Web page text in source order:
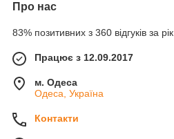
Про нас
83% позитивних з 360 відгуків за рік
Працює з 12.09.2017
м. Одеса
Одеса, Україна
Контакти